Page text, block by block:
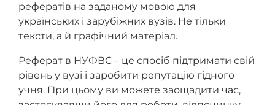
рефератів на заданому мовою для
українських і зарубіжних вузів. Не тільки
тексти, а й графічний матеріал.
Реферат в НУФВС – це спосіб підтримати свій
рівень у вузі і заробити репутацію гідного
учня. При цьому ви можете заощадити час,